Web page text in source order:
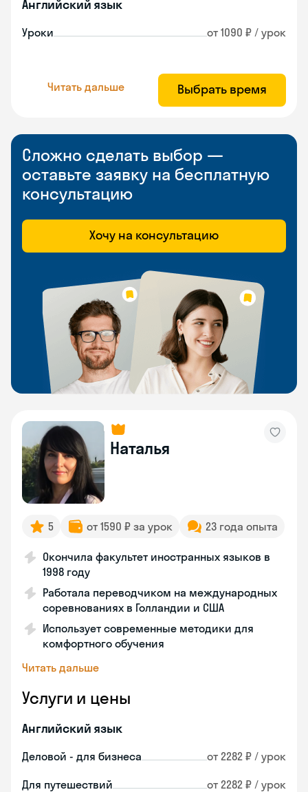
Английский язык
Уроки от 1090 ₽ / урок
Читать дальше Выбрать время
Сложно сделать выбор —
оставьте заявку на бесплатную
консультацию
Хочу на консультацию
Наталья
5 от 1590 ₽ за урок 23 года опыта
Окончила факультет иностранных языков в
1998 году
Работала переводчиком на международных
соревнованиях в Голландии и США
Использует современные методики для
комфортного обучения
Читать дальше
Услуги и цены
Английский язык
Деловой - для бизнеса от 2282 ₽ / урок
Для путешествий от 2282 ₽ / урок